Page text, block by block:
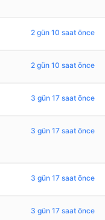
2 gün 10 saat önce
2 gün 10 saat önce
3 gün 17 saat önce
3 gün 17 saat önce
3 gün 17 saat önce
3 gün 17 saat önce